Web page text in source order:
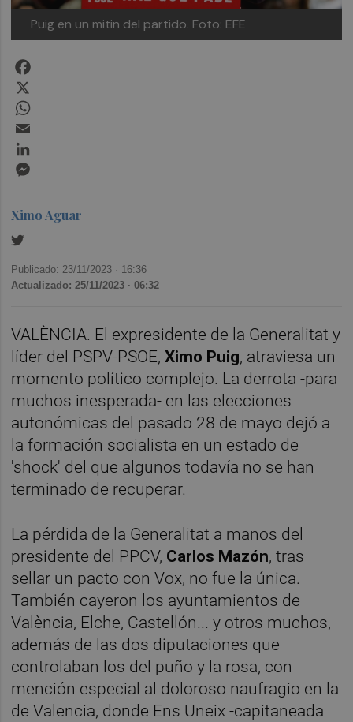
Puig en un mitin del partido. Foto: EFE
Ximo Aguar
Publicado: 23/11/2023 · 16:36
Actualizado: 25/11/2023 · 06:32
VALÈNCIA. El expresidente de la Generalitat y
líder del PSPV-PSOE, Ximo Puig, atraviesa un
momento político complejo. La derrota -para
muchos inesperada- en las elecciones
autonómicas del pasado 28 de mayo dejó a
la formación socialista en un estado de
'shock' del que algunos todavía no se han
terminado de recuperar.
La pérdida de la Generalitat a manos del
presidente del PPCV, Carlos Mazón, tras
sellar un pacto con Vox, no fue la única.
También cayeron los ayuntamientos de
València, Elche, Castellón... y otros muchos,
además de las dos diputaciones que
controlaban los del puño y la rosa, con
mención especial al doloroso naufragio en la
de Valencia, donde Ens Uneix -capitaneada